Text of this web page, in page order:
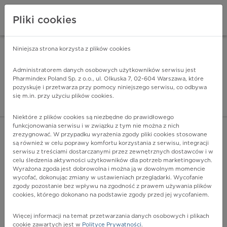
Pharmindex - lider
ZALOGUJ SIĘ
J37.1 - Przewlekłe zapalenie krtani i tchawicy
Więcej na lekiicd10.pl
Pliki cookies
Niniejsza strona korzysta z plików cookies
Administratorem danych osobowych użytkowników serwisu jest
Pharmindex Poland Sp. z o.o., ul. Olkuska 7, 02-604 Warszawa, które
pozyskuje i przetwarza przy pomocy niniejszego serwisu, co odbywa
się m.in. przy użyciu plików cookies.
Niektóre z plików cookies są niezbędne do prawidłowego
funkcjonowania serwisu i w związku z tym nie można z nich
zrezygnować. W przypadku wyrażenia zgody pliki cookies stosowane
są również w celu poprawy komfortu korzystania z serwisu, integracji
serwisu z treściami dostarczanymi przez zewnętrznych dostawców i w
celu śledzenia aktywności użytkowników dla potrzeb marketingowych.
Wyrażona zgoda jest dobrowolna i można ją w dowolnym momencie
wycofać, dokonując zmiany w ustawieniach przeglądarki. Wycofanie
zgody pozostanie bez wpływu na zgodność z prawem używania plików
cookies, którego dokonano na podstawie zgody przed jej wycofaniem.
Więcej informacji na temat przetwarzania danych osobowych i plikach
cookie zawartych jest w Polityce Prywatności.
ZA DARMO - w Google Play INSTALUJ